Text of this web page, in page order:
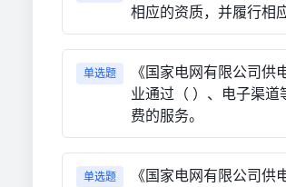
相应的资质，并履行相
单选题
《国家电网有限公司
业通过（ ）、电子渠
费的服务。
单选题
《国家电网有限公司供